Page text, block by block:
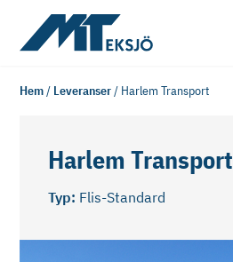
Hem/ Leveranser/ Harlem Transport
Harlem Transport
Typ: Flis-Standard